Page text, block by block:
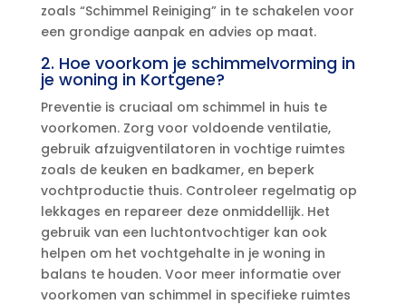
zoals “Schimmel Reiniging” in te schakelen voor
een grondige aanpak en advies op maat.​
2.​ Hoe voorkom je schimmelvorming in
je woning in Kortgene?
Preventie is cruciaal om schimmel in huis te
voorkomen.​ Zorg voor voldoende ventilatie,
gebruik afzuigventilatoren in vochtige ruimtes
zoals de keuken en badkamer, en beperk
vochtproductie thuis.​ Controleer regelmatig op
lekkages en repareer deze onmiddellijk.​ Het
gebruik van een luchtontvochtiger kan ook
helpen om het vochtgehalte in je woning in
balans te houden.​ Voor meer informatie over
voorkomen van schimmel in specifieke ruimtes